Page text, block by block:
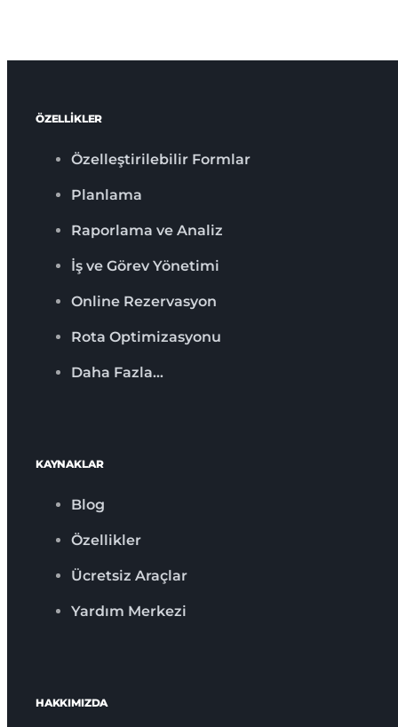
ÖZELLİKLER
Özelleştirilebilir Formlar
Planlama
Raporlama ve Analiz
İş ve Görev Yönetimi
Online Rezervasyon
Rota Optimizasyonu
Daha Fazla…
KAYNAKLAR
Blog
Özellikler
Ücretsiz Araçlar
Yardım Merkezi
HAKKIMIZDA